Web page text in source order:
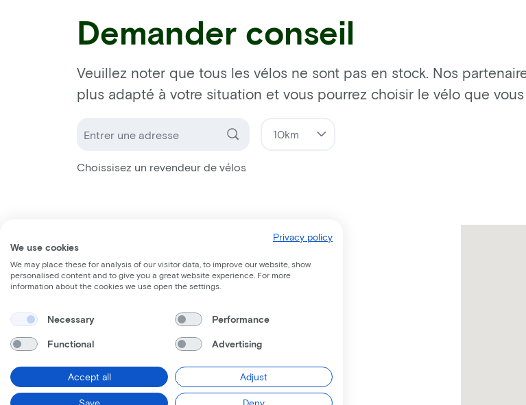
Demander conseil
Veuillez noter que tous les vélos ne sont pas en stock. Nos
plus adapté à votre situation et vous pourrez choisir le vélo que
Choissisez un revendeur de vélos
Privacy policy
We use cookies
We may place these for analysis of our visitor data, to improve our website, show
personalised content and to give you a great website experience. For more
information about the cookies we use open the settings.
Necessary Performance
Functional Advertising
Accept all Adjust
Save Deny